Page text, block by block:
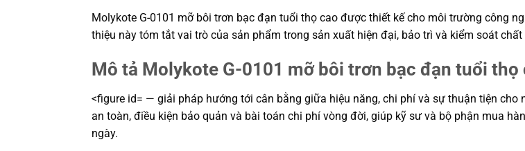
Molykote G-0101 mỡ bôi trơn bạc đạn tuổi thọ cao được thiết kế cho môi trường công
thiệu này tóm tắt vai trò của sản phẩm trong sản xuất hiện đại, bảo trì và kiểm soát
Mô tả Molykote G-0101 mỡ bôi trơn bạc đạn tuổi thọ
<figure id= — giải pháp hướng tới cân bằng giữa hiệu năng, chi phí và sự thuận tiện cho
an toàn, điều kiện bảo quản và bài toán chi phí vòng đời, giúp kỹ sư và bộ phận mua
ngày.